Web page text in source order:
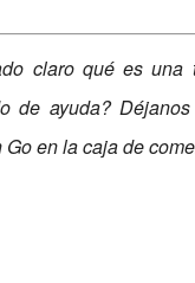
claro qué es una
de ayuda?
en la caja de